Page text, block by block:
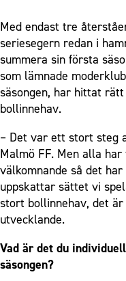
Inspiration
Vanliga frågor om 1910
Karriärakademin
Grundskolefotboll
Skolakademier
Fonder
Närstående
Policydokument
Personuppgiftspolicy
Med endast tre
seriesegern redan i
summera sin första
som lämnade
säsongen, har hittat
bollinnehav.
– Det var ett stort steg
Malmö FF. Men alla
välkomnande så det
uppskattar sättet vi
stort bollinnehav, det
utvecklande.
Vad är det du
säsongen?